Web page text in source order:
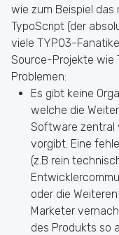
wie zum Beispiel
TypoScript (der
viele TYPO3-
Source-Projekte wie
Problemen:
Es gibt keine
welche die
Software zentral
vorgibt. Eine
(z.B rein
oder die
Marketer
des Produkts so